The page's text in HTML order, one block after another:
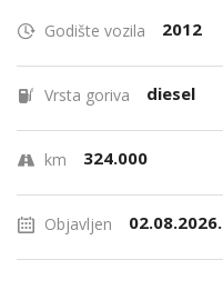
Godište vozila 2012
Vrsta goriva diesel
km 324.000
Objavljen 02.08.2026.